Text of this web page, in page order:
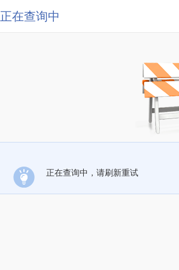
正在查询中
正在查询中，请刷新重试